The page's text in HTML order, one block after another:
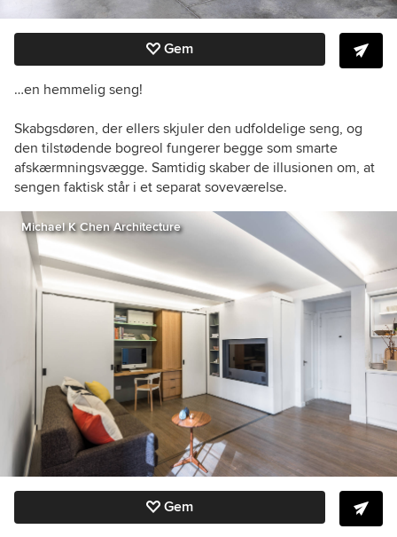
Gem
…en hemmelig seng!
Skabgsdøren, der ellers skjuler den udfoldelige seng, og
den tilstødende bogreol fungerer begge som smarte
afskærmningsvægge. Samtidig skaber de illusionen om, at
sengen faktisk står i et separat soveværelse.
Michael K Chen Architecture
Gem